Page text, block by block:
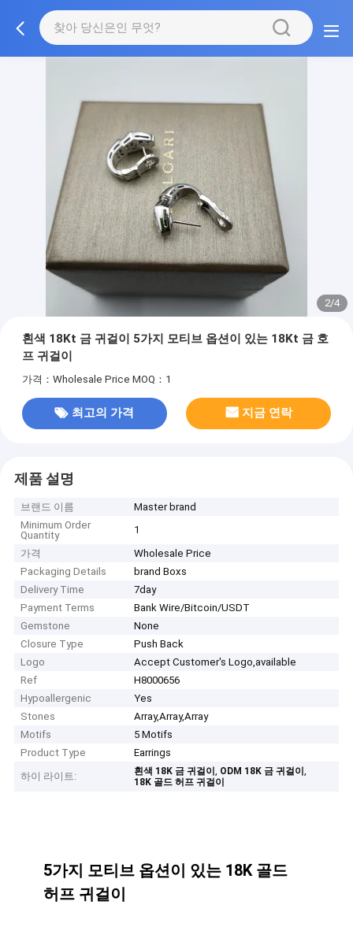
2/4
흰색 18Kt 금 귀걸이 5가지 모티브 옵션이 있는 18Kt 금 호
프 귀걸이
가격：Wholesale Price MOQ：1
최고의 가격 지금 연락
제품 설명
브랜드 이름
Master brand
Minimum Order
Quantity
1
가격
Wholesale Price
Packaging Details
brand Boxs
Delivery Time
7day
Payment Terms
Bank Wire/Bitcoin/USDT
Gemstone
None
Closure Type
Push Back
Logo
Accept Customer's Logo,available
Ref
H8000656
Hypoallergenic
Yes
Stones
Array,Array,Array
Motifs
5 Motifs
Product Type
Earrings
하이 라이트:
흰색 18K 금 귀걸이, ODM 18K 금 귀걸이,
18K 골드 허프 귀걸이
5가지 모티브 옵션이 있는 18K 골드
허프 귀걸이